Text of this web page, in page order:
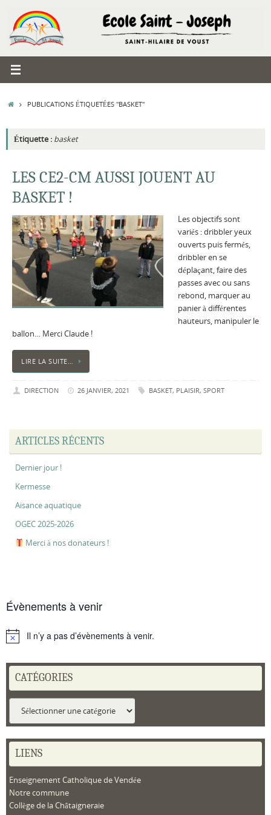
contenu
ACCUEIL
PUBLICATIONS ÉTIQUETÉES "BASKET"
Étiquette : basket
LES CE2-CM AUSSI JOUENT AU
BASKET !
Les objectifs sont
variés : dribbler yeux
ouverts puis fermés,
dribbler en se
déplaçant, faire des
passes avec ou sans
rebond, marquer au
panier à différentes
hauteurs, manipuler le
ballon… Merci Claude !
LIRE LA SUITE…
DIRECTION 26 JANVIER, 2021 BASKET, PLAISIR, SPORT
ARTICLES RÉCENTS
Dernier jour !
Kermesse
Aisance aquatique
OGEC 2025-2026
Merci à nos donateurs !
Évènements à venir
NoticeIl n’y a pas d’évènements à venir.
CATÉGORIES
LIENS
Enseignement Catholique de Vendée
Notre commune
Collège de la Châtaigneraie